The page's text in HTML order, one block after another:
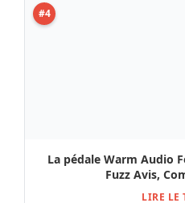
La pédale Warm Audio
Fuzz Avis,